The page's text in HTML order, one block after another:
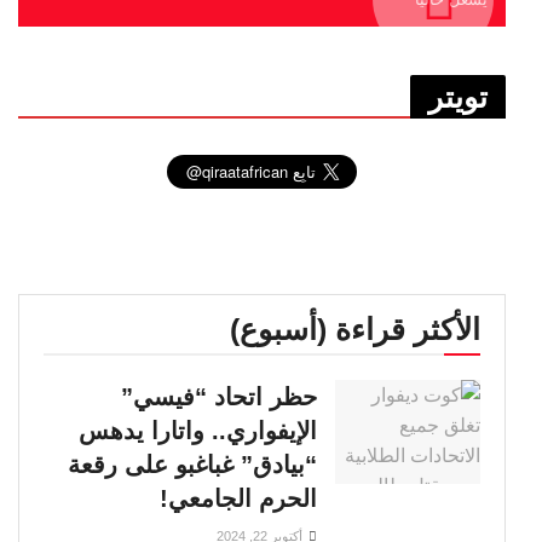
تويتر
الأكثر قراءة (أسبوع)
حظر اتحاد “فيسي”
الإيفواري.. واتارا يدهس
“بيادق” غباغبو على رقعة
الحرم الجامعي!
أكتوبر 22, 2024